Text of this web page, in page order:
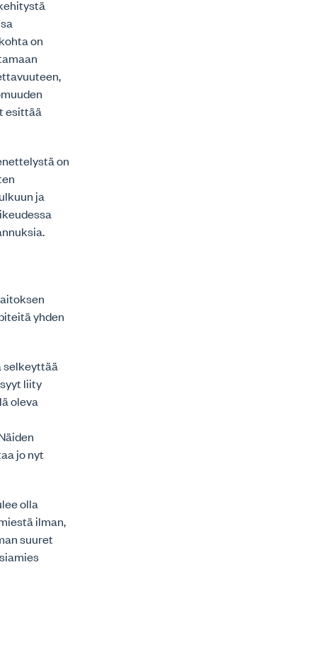
on
esittää
on
ja
yhden
selkeyttää
liity
oleva
jo nyt
olla
ilman,
suuret